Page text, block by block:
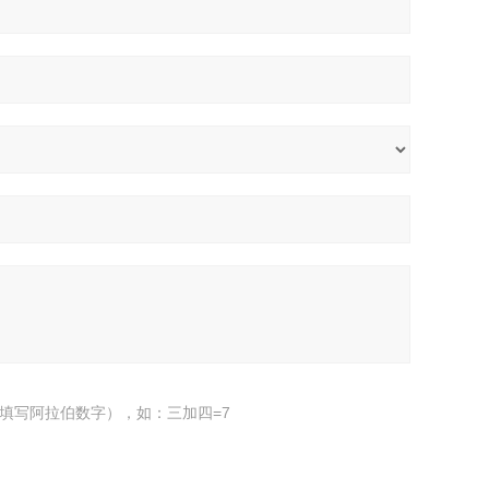
写阿拉伯数字），如：三加四=7